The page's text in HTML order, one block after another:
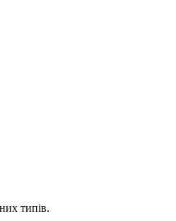
типів.